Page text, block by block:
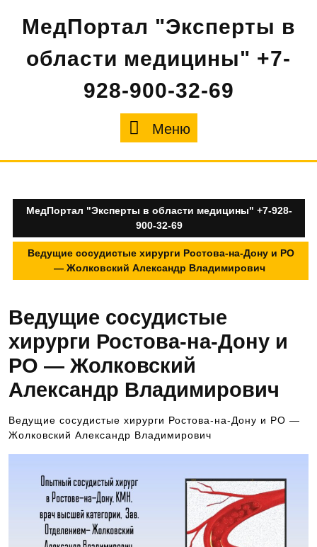
содержимому
МедПортал "Эксперты в
области медицины" +7-
928-900-32-69
Меню
МедПортал "Эксперты в области медицины" +7-928-
900-32-69
Ведущие сосудистые хирурги Ростова-на-Дону и РО
— Жолковский Александр Владимирович
Ведущие сосудистые
хирурги Ростова-на-Дону и
РО — Жолковский
Александр Владимирович
Ведущие сосудистые хирурги Ростова-на-Дону и РО —
Жолковский Александр Владимирович